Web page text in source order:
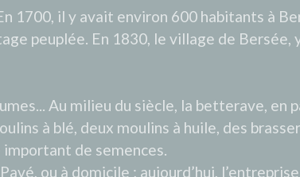
1700, il y avait environ 600 habitants à
peuplée. En 1830, le village de Bersée,
Au milieu du siècle, la betterave, en
à blé, deux moulins à huile, des
de semences.
ou à domicile ; aujourd’hui,